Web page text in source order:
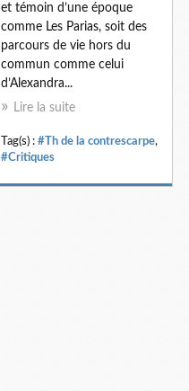
et témoin d’une époque
comme Les Parias, soit des
parcours de vie hors du
commun comme celui
d’Alexandra...
Lire la suite
Tag(s) : #Th de la contrescarpe,
#Critiques